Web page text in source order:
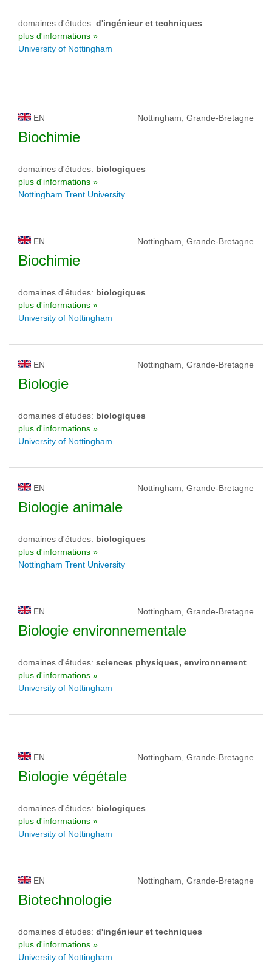
domaines d'études: d'ingénieur et techniques
plus d'informations »
University of Nottingham
EN Nottingham, Grande-Bretagne
Biochimie
domaines d'études: biologiques
plus d'informations »
Nottingham Trent University
EN Nottingham, Grande-Bretagne
Biochimie
domaines d'études: biologiques
plus d'informations »
University of Nottingham
EN Nottingham, Grande-Bretagne
Biologie
domaines d'études: biologiques
plus d'informations »
University of Nottingham
EN Nottingham, Grande-Bretagne
Biologie animale
domaines d'études: biologiques
plus d'informations »
Nottingham Trent University
EN Nottingham, Grande-Bretagne
Biologie environnementale
domaines d'études: sciences physiques, environnement
plus d'informations »
University of Nottingham
EN Nottingham, Grande-Bretagne
Biologie végétale
domaines d'études: biologiques
plus d'informations »
University of Nottingham
EN Nottingham, Grande-Bretagne
Biotechnologie
domaines d'études: d'ingénieur et techniques
plus d'informations »
University of Nottingham